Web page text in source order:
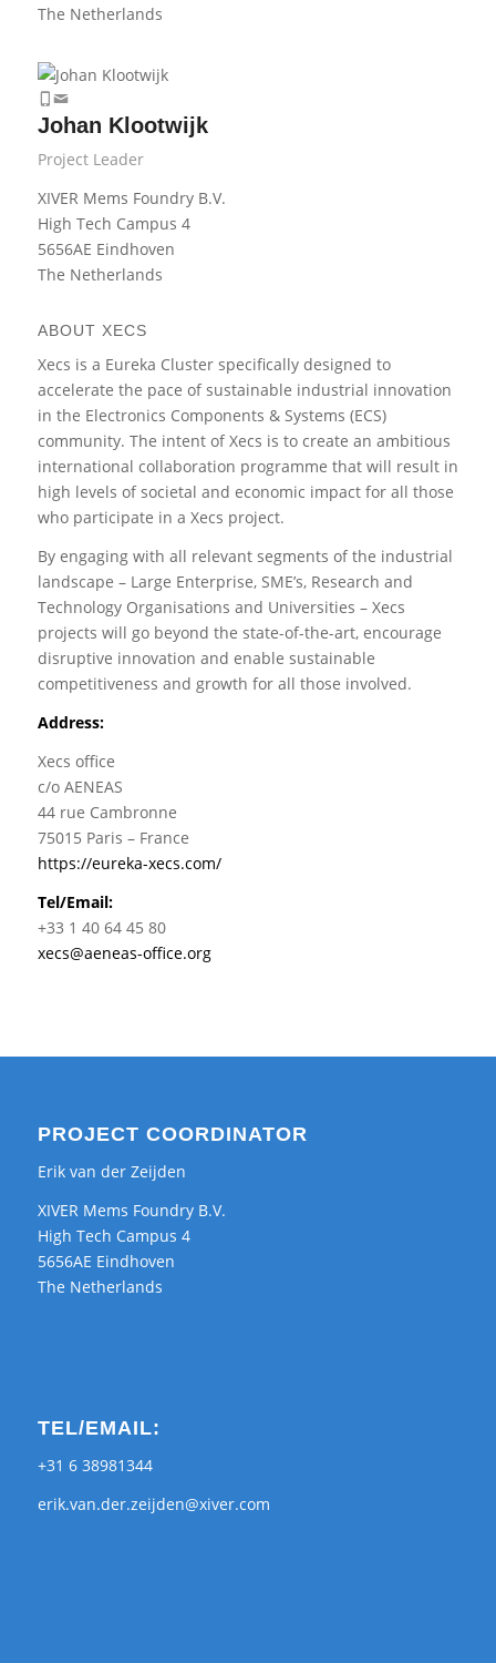
The Netherlands
Johan Klootwijk
Project Leader
XIVER Mems Foundry B.V.
High Tech Campus 4
5656AE Eindhoven
The Netherlands
ABOUT XECS
Xecs is a Eureka Cluster specifically designed to
accelerate the pace of sustainable industrial innovation
in the Electronics Components & Systems (ECS)
community. The intent of Xecs is to create an ambitious
international collaboration programme that will result in
high levels of societal and economic impact for all those
who participate in a Xecs project.
By engaging with all relevant segments of the industrial
landscape – Large Enterprise, SME’s, Research and
Technology Organisations and Universities – Xecs
projects will go beyond the state-of-the-art, encourage
disruptive innovation and enable sustainable
competitiveness and growth for all those involved.
Address:
Xecs office
c/o AENEAS
44 rue Cambronne
75015 Paris – France
https://eureka-xecs.com/
Tel/Email:
+33 1 40 64 45 80
xecs@aeneas-office.org
PROJECT COORDINATOR
Erik van der Zeijden
XIVER Mems Foundry B.V.
High Tech Campus 4
5656AE Eindhoven
The Netherlands
TEL/EMAIL:
+31 6 38981344
erik.van.der.zeijden@xiver.com